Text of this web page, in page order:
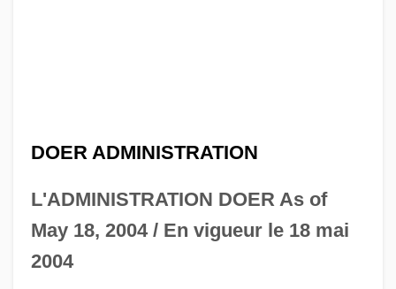
DOER ADMINISTRATION
L'ADMINISTRATION DOER As of
May 18, 2004 / En vigueur le 18 mai
2004